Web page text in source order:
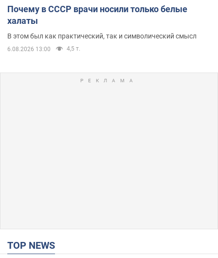
Почему в СССР врачи носили только белые
халаты
В этом был как практический, так и символический смысл
6.08.2026 13:00 4,5 т.
TOP NEWS